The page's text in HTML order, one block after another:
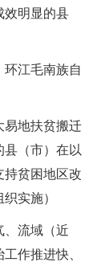
效明显的县
江毛南族自
易地扶贫搬迁
（市）在以
持贫困地区改
实施）
、流域（近
作推进快、